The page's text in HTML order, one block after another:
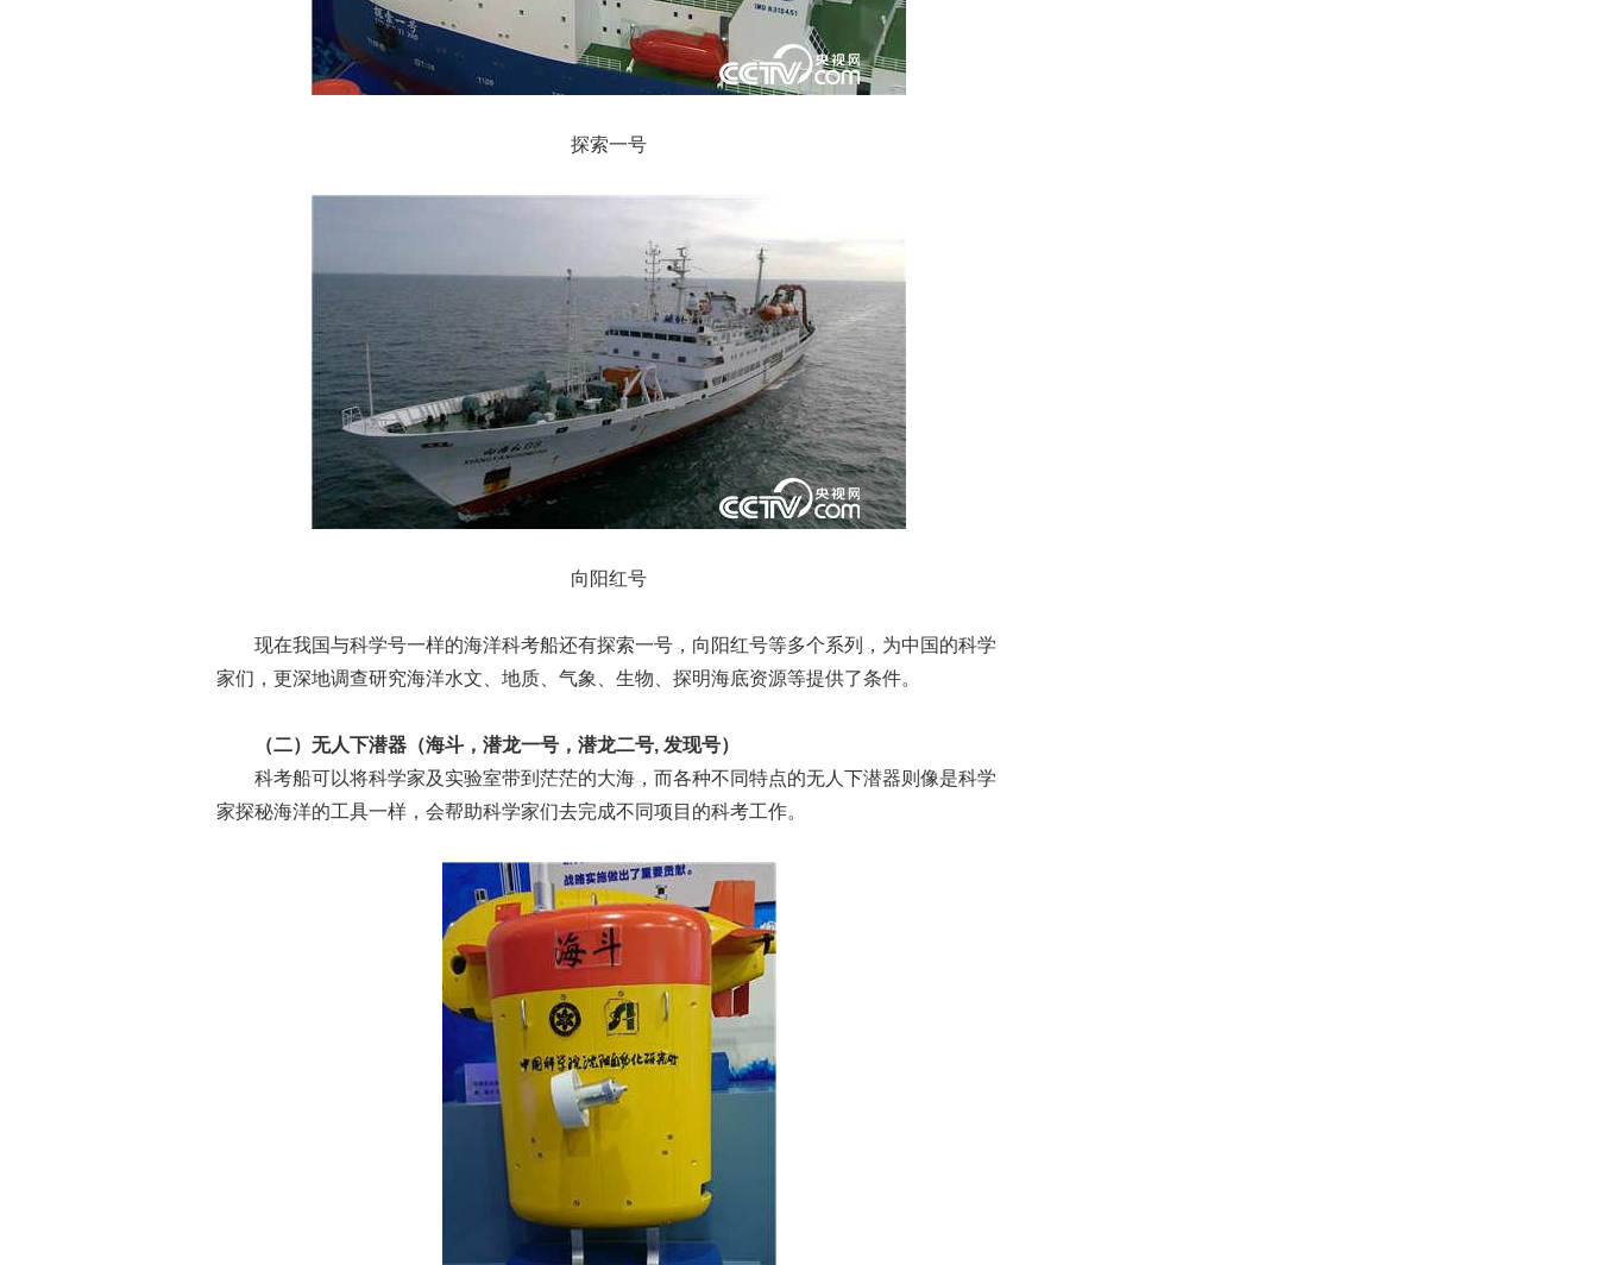
探索一号
向阳红号
现在我国与科学号一样的海洋科考船还有探索一号，向阳红号等多个系列，为中国的科学
家们，更深地调查研究海洋水文、地质、气象、生物、探明海底资源等提供了条件。
（二）无人下潜器（海斗，潜龙一号，潜龙二号, 发现号）
科考船可以将科学家及实验室带到茫茫的大海，而各种不同特点的无人下潜器则像是科学
家探秘海洋的工具一样，会帮助科学家们去完成不同项目的科考工作。